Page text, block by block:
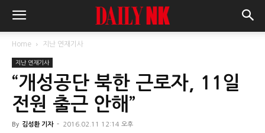
Home 지난 연재기사
지난 연재기사
“개성공단 북한 근로자, 11일
전원 출근 안해”
By 김성환 기자 - 2016.02.11 12:14 오후